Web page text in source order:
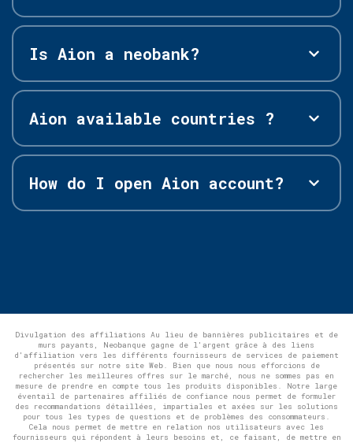
Is Aion a neobank?
Aion available countries ?
How do I open Aion account?
Divulgation des affiliations Au lieu de bannières publicitaires et de
murs payants, Neobanque gagne de l'argent grâce à des liens
d'affiliation vers les différents fournisseurs de services de paiement
présentés sur notre site Web. Bien que nous nous efforcions de
rechercher les meilleures offres sur le marché, nous ne sommes pas en
mesure de prendre en compte tous les produits disponibles. Notre large
éventail de partenaires affiliés de confiance nous permet de formuler
des recommandations détaillées, impartiales et axées sur les solutions
pour tous les types de questions et de problèmes des consommateurs.
Cela nous permet de mettre en relation nos utilisateurs avec les
fournisseurs qui répondent à leurs besoins et, ce faisant, de mettre en